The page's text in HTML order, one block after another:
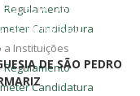
Regulamento
Candidatura
a Instituições
Regulamento
Candidatura
DE SÃO PEDRO